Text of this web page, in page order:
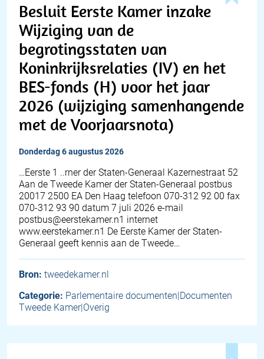
Besluit Eerste Kamer inzake
Wijziging van de
begrotingsstaten van
Koninkrijksrelaties (IV) en het
BES-fonds (H) voor het jaar
2026 (wijziging samenhangende
met de Voorjaarsnota)
donderdag 6 augustus 2026
…Eerste 1 ..rner der Staten-Generaal Kazernestraat 52
Aan de Tweede Kamer der Staten-Generaal postbus
20017 2500 EA Den Haag telefoon 070-312 92 00 fax
070-312 93 90 datum 7 juli 2026 e-mail
postbus@eerstekamer.n1 internet
www.eerstekamer.n1 De Eerste Kamer der Staten-
Generaal geeft kennis aan de Tweede…
Bron: tweedekamer.nl
Categorie: Parlementaire documenten|Documenten
Tweede Kamer|Overig